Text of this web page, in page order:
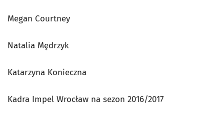
Megan Courtney
Natalia Mędrzyk
Katarzyna Konieczna
Kadra Impel Wrocław na sezon 2016/2017